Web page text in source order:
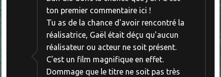
ton premier commentaire ici !
Tu as de la chance d'avoir rencontré la
réalisatrice, Gaël était déçu qu'aucun
réalisateur ou acteur ne soit présent.
C'est un film magnifique en effet.
Dommage que le titre ne soit pas très